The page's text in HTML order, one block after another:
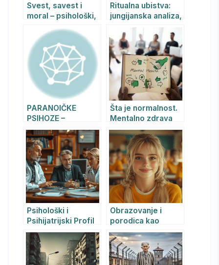
Svest, savest i
moral – psihološki,
filozofski aspekti
Ritualna ubistva:
jungijanska analiza,
okultizam,
psihijatrija i religija
PARANOIČKE
PSIHOZE –
REVANDIKACIONE
SUMANUTOSTI
Šta je normalnost.
Mentalno zdrava
osoba.
Psihološki i
Psihijatrijski Profil
Svetskih Lidera i
Predsednika
Država: Potreba za
Osnivanjem
Obrazovanje i
porodica kao
osnova za
suzbijanje
dekadencije i
kriminalizacije –